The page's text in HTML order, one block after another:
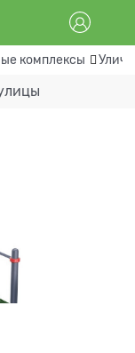
комплексы